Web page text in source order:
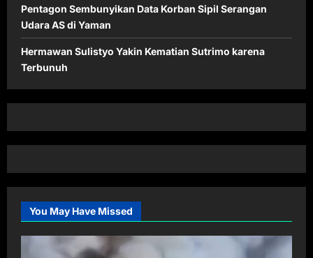
Pentagon Sembunyikan Data Korban Sipil Serangan
Udara AS di Yaman
Hermawan Sulistyo Yakin Kematian Sutrimo karena
Terbunuh
You May Have Missed